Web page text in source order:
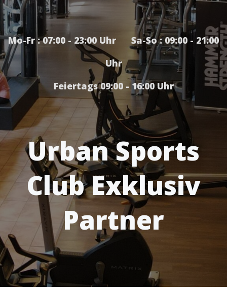
Mo-Fr : 07:00 - 23:00 Uhr Sa-So : 09:00 - 21:00
Uhr
Feiertags 09:00 - 16:00 Uhr
Urban Sports
Club Exklusiv
Partner